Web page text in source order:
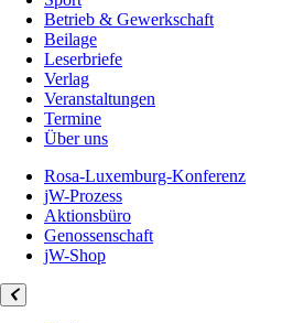
Betrieb & Gewerkschaft
Beilage
Leserbriefe
Verlag
Veranstaltungen
Termine
Über uns
Rosa-Luxemburg-Konferenz
jW-Prozess
Aktionsbüro
Genossenschaft
jW-Shop